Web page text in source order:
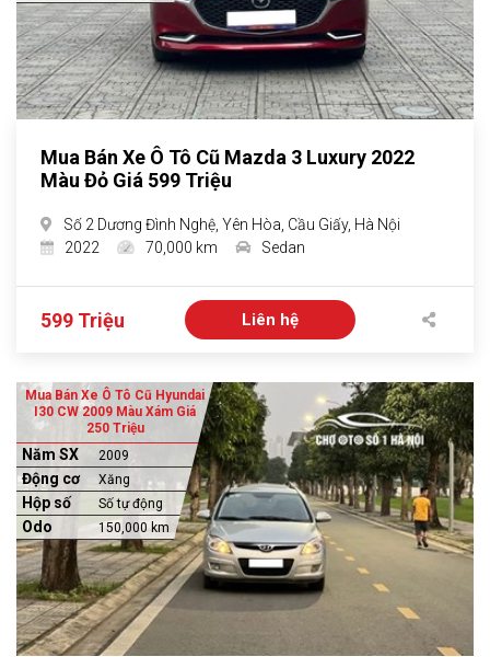
Mua Bán Xe Ô Tô Cũ Mazda 3 Luxury 2022
Màu Đỏ Giá 599 Triệu
Số 2 Dương Đình Nghệ, Yên Hòa, Cầu Giấy, Hà Nội
2022
70,000 km Sedan
599 Triệu Liên hệ
Mua Bán Xe Ô Tô Cũ Hyundai
I30 CW 2009 Màu Xám Giá
250 Triệu
Năm SX 2009
Động cơ Xăng
Hộp số Số tự động
Odo 150,000 km